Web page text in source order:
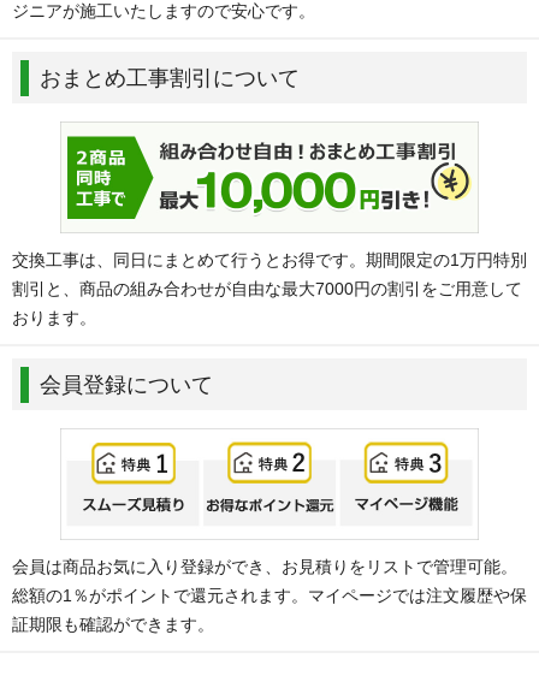
ジニアが施工いたしますので安心です。
おまとめ工事割引について
交換工事は、同日にまとめて行うとお得です。期間限定の1万円特別
割引と、商品の組み合わせが自由な最大7000円の割引をご用意して
おります。
会員登録について
会員は商品お気に入り登録ができ、お見積りをリストで管理可能。
総額の1％がポイントで還元されます。マイページでは注文履歴や保
証期限も確認ができます。